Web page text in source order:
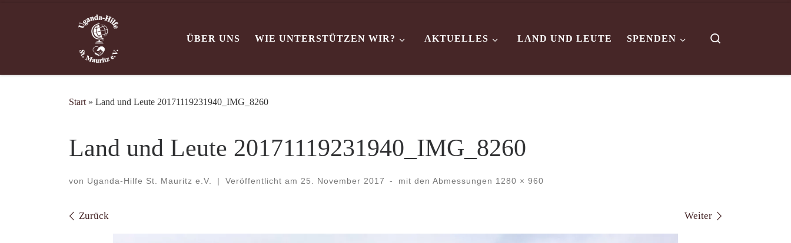
Zum Inhalt springen
ÜBER UNS WIE UNTERSTÜTZEN WIR? AKTUELLES LAND UND LEUTE SPENDEN
Start » Land und Leute 20171119231940_IMG_8260
Land und Leute 20171119231940_IMG_8260
von Uganda-Hilfe St. Mauritz e.V. | Veröffentlicht am 25. November 2017 - mit den Abmessungen 1280 × 960
Bilder Navigation
Zurück Weiter